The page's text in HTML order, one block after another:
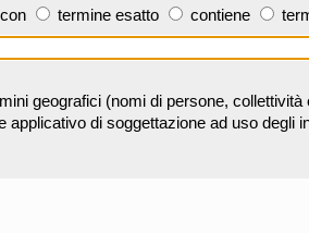
termine esatto contiene
geografici (nomi di persone,
applicativo di soggettazione ad uso degli